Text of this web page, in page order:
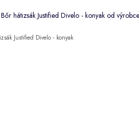
Bőr hátizsák Justified Divelo - konyak od